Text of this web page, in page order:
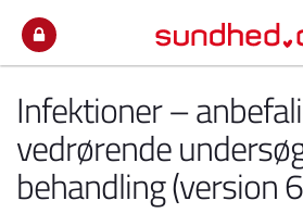
Infektioner –
vedrørende
behandling (version